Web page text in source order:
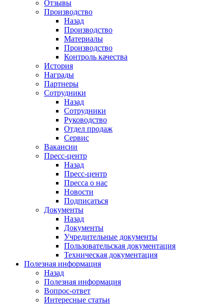
Отзывы
Производство
Назад
Производство
Материалы
Производство
Контроль качества
История
Награды
Партнеры
Сотрудники
Назад
Сотрудники
Руководство
Отдел продаж
Сервис
Вакансии
Пресс-центр
Назад
Пресс-центр
Пресса о нас
Новости
Подписаться
Документы
Назад
Документы
Учредительные документы
Пользовательская документация
Техническая документация
Полезная информация
Назад
Полезная информация
Вопрос-ответ
Интересные статьи